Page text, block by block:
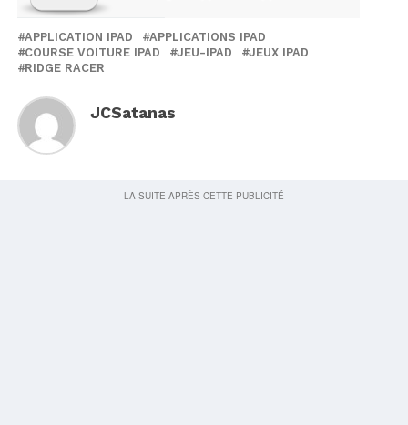
APPLICATION IPAD
APPLICATIONS IPAD
COURSE VOITURE IPAD
JEU-IPAD
JEUX IPAD
RIDGE RACER
JCSatanas